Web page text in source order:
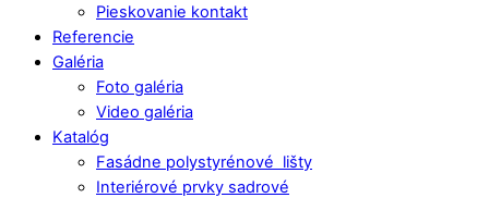
Pieskovanie kontakt
Referencie
Galéria
Foto galéria
Video galéria
Katalóg
Fasádne polystyrénové lišty
Interiérové prvky sadrové